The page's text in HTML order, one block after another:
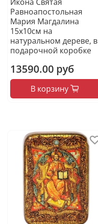
Равноапостольная
Мария Магдалина
15х10см на
натуральном дереве, в
подарочной коробке
13590.00 руб
В корзину